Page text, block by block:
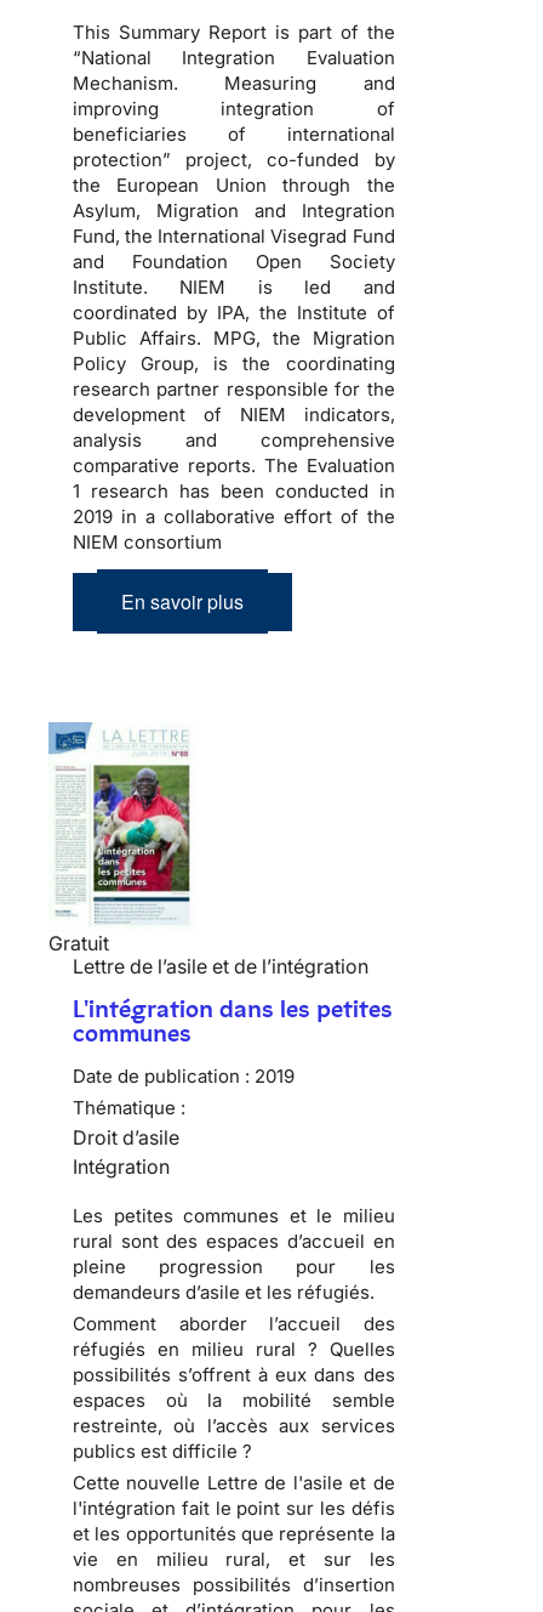
This Summary Report is part of the
“National Integration Evaluation
Mechanism. Measuring and
improving integration of
beneficiaries of international
protection” project, co-funded by
the European Union through the
Asylum, Migration and Integration
Fund, the International Visegrad Fund
and Foundation Open Society
Institute. NIEM is led and
coordinated by IPA, the Institute of
Public Affairs. MPG, the Migration
Policy Group, is the coordinating
research partner responsible for the
development of NIEM indicators,
analysis and comprehensive
comparative reports. The Evaluation
1 research has been conducted in
2019 in a collaborative effort of the
NIEM consortium
En savoir plus
Gratuit
Lettre de l’asile et de l’intégration
L'intégration dans les petites
communes
Date de publication : 2019
Thématique :
Droit d’asile
Intégration
Les petites communes et le milieu
rural sont des espaces d’accueil en
pleine progression pour les
demandeurs d’asile et les réfugiés.
Comment aborder l’accueil des
réfugiés en milieu rural ? Quelles
possibilités s’offrent à eux dans des
espaces où la mobilité semble
restreinte, où l’accès aux services
publics est difficile ?
Cette nouvelle Lettre de l'asile et de
l'intégration fait le point sur les défis
et les opportunités que représente la
vie en milieu rural, et sur les
nombreuses possibilités d’insertion